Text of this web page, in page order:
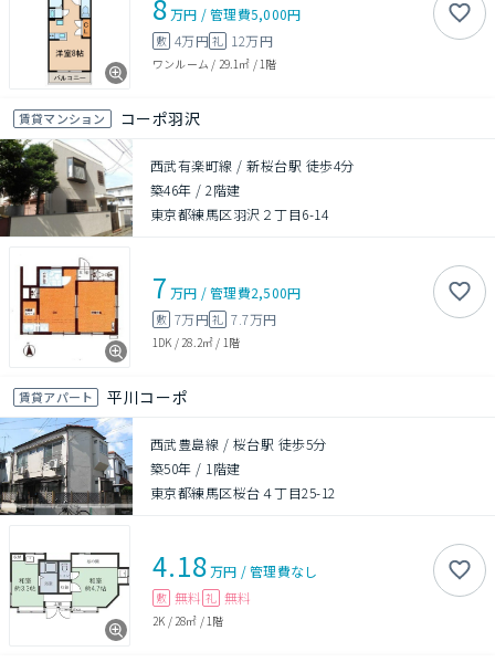
8万円 /管理費5,000円
敷 4万円礼 12万円
ワンルーム / 29.1㎡ / 1階
賃貸マンション コーポ羽沢
西武有楽町線 / 新桜台駅 徒歩4分
築46年 /2階建
東京都練馬区羽沢２丁目6-14
7 万円 /管理費2,500円
敷 7万円礼 7.7万円
1DK / 28.2㎡ / 1階
賃貸アパート 平川コーポ
西武豊島線 / 桜台駅 徒歩5分
築50年 / 1階建
東京都練馬区桜台４丁目25-12
4.18万円 /管理費なし
敷 無料 礼 無料
2K / 28㎡ / 1階